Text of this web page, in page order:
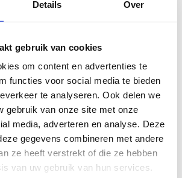
Details Over
gebruik van cookies
om content en advertenties te
functies voor social media te bieden
te analyseren. Ook delen we
gebruik van onze site met onze
media, adverteren en analyse. Deze
gegevens combineren met andere
ze heeft verstrekt of die ze hebben
van uw gebruik van hun services.
uiteenlopende soorten glas. Van
tot zonwerend glas.